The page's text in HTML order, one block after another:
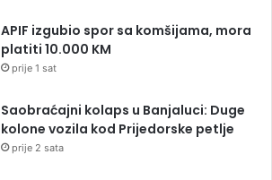
APIF izgubio spor sa komšijama, mora
platiti 10.000 KM
prije 1 sat
Saobraćajni kolaps u Banjaluci: Duge
kolone vozila kod Prijedorske petlje
prije 2 sata